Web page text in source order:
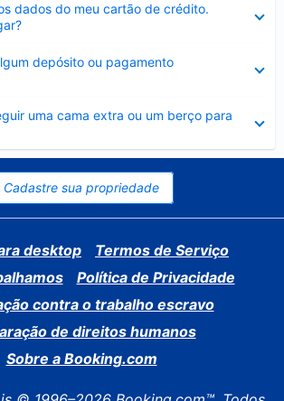
dados do meu cartão de crédito.
depósito ou pagamento
uma cama extra ou um berço para
Cadastre sua propriedade
desktop
Termos de Serviço
Política de Privacidade
contra o trabalho escravo
de direitos humanos
Sobre a Booking.com